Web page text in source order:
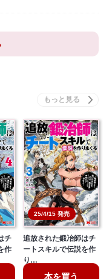
チ
作
25/4/15 発売
追放された鍛冶師はチ
ートスキルで伝説を作
り…
本を買う